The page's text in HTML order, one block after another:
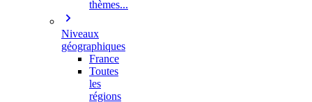
thèmes...
Niveaux
géographiques
France
Toutes
les
régions